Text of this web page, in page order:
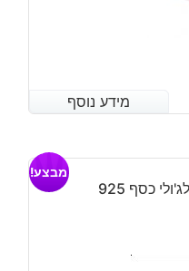
מידע נוסף
מידע נוסף
כסף 925
מבצע!